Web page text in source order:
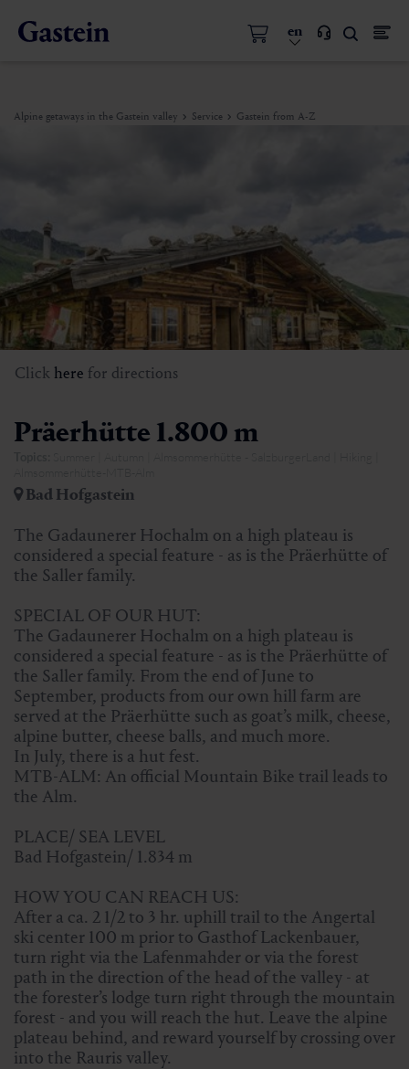
en
Alpine getaways in the Gastein valley Service Gastein from A-Z
Click here for directions
Präerhütte 1.800 m
Bad Hofgastein
The Gadaunerer Hochalm on a high plateau is
considered a special feature - as is the Präerhütte of
the Saller family.
SPECIAL OF OUR HUT:
The Gadaunerer Hochalm on a high plateau is
considered a special feature - as is the Präerhütte of
the Saller family. From the end of June to
September, products from our own hill farm are
served at the Präerhütte such as goat’s milk, cheese,
alpine butter, cheese balls, and much more.
In July, there is a hut fest.
MTB-ALM: An official Mountain Bike trail leads to
the Alm.
PLACE/ SEA LEVEL
Bad Hofgastein/ 1.834 m
HOW YOU CAN REACH US:
After a ca. 2 1/2 to 3 hr. uphill trail to the Angertal
ski center 100 m prior to Gasthof Lackenbauer,
turn right via the Lafenmahder or via the forest
path in the direction of the head of the valley - at
the forester’s lodge turn right through the mountain
forest - and you will reach the hut. Leave the alpine
plateau behind, and reward yourself by crossing over
into the Rauris valley.